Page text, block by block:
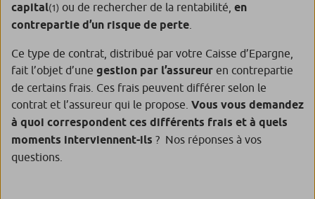
capital(1) ou de rechercher de la rentabilité, en
contrepartie d’un risque de perte
Ce type de contrat, distribué par votre Caisse d’Epargne,
fait l’objet d’une gestion par l’assureur en contrepartie
de certains frais. Ces frais peuvent différer selon le
contrat et l’assureur qui le propose. Vous vous demandez
à quoi correspondent ces différents frais et à quels
moments interviennent-ils ? Nos réponses à vos
questions.